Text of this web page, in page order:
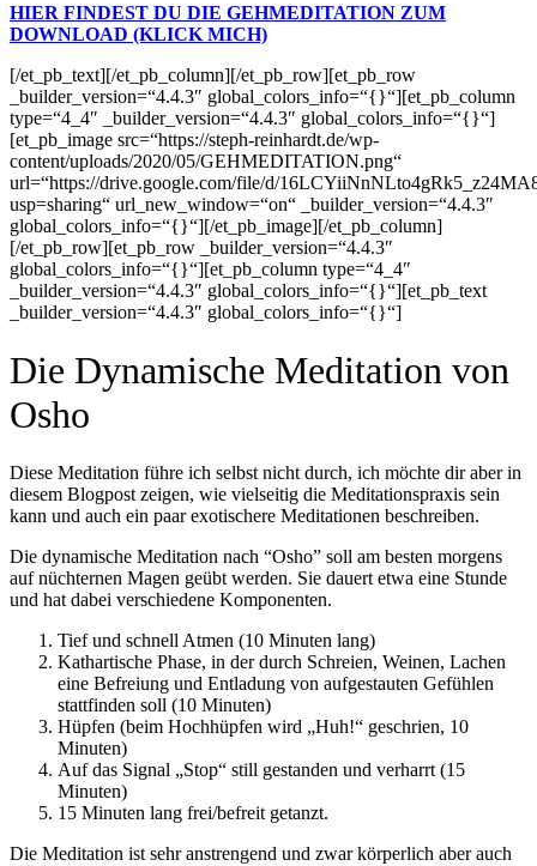
HIER FINDEST DU DIE GEHMEDITATION ZUM
DOWNLOAD (KLICK MICH)
[/et_pb_text][/et_pb_column][/et_pb_row][et_pb_row
_builder_version=“4.4.3″ global_colors_info=“{}“][et_pb_column
type=“4_4″ _builder_version=“4.4.3″ global_colors_info=“{}“]
[et_pb_image src=“https://steph-reinhardt.de/wp-
content/uploads/2020/05/GEHMEDITATION.png“
url=“https://drive.google.com/file/d/
usp=sharing“ url_new_window=“on“ _builder_version=“4.4.3″
global_colors_info=“{}“][/et_pb_image][/et_pb_column]
[/et_pb_row][et_pb_row _builder_version=“4.4.3″
global_colors_info=“{}“][et_pb_column type=“4_4″
_builder_version=“4.4.3″ global_colors_info=“{}“][et_pb_text
_builder_version=“4.4.3″ global_colors_info=“{}“]
Die Dynamische Meditation von
Osho
Diese Meditation führe ich selbst nicht durch, ich möchte dir aber in
diesem Blogpost zeigen, wie vielseitig die Meditationspraxis sein
kann und auch ein paar exotischere Meditationen beschreiben.
Die dynamische Meditation nach “Osho” soll am besten morgens
auf nüchternen Magen geübt werden. Sie dauert etwa eine Stunde
und hat dabei verschiedene Komponenten.
Tief und schnell Atmen (10 Minuten lang)
Kathartische Phase, in der durch Schreien, Weinen, Lachen
eine Befreiung und Entladung von aufgestauten Gefühlen
stattfinden soll (10 Minuten)
Hüpfen (beim Hochhüpfen wird „Huh!“ geschrien, 10
Minuten)
Auf das Signal „Stop“ still gestanden und verharrt (15
Minuten)
15 Minuten lang frei/befreit getanzt.
Die Meditation ist sehr anstrengend und zwar körperlich aber auch